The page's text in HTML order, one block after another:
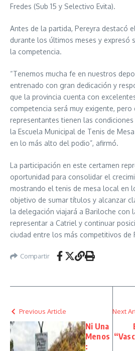
Fredes (Sub 15 y Selectivo Evita).
Antes de la partida, Pereyra destacó
durante los últimos meses y expresó
la competencia.
“Tenemos mucha fe en nuestros
entrenado con gran dedicación y
que la provincia cuenta con
competencia será muy exigente,
representantes tienen las
la Escuela Municipal de Tenis de
en lo más alto del podio”, afirmó.
La participación en este certamen
oportunidad para consolidar el
mostrando el tenis de mesa local en
objetivo de sumar títulos y alcanzar
la delegación viajará a Bariloche con
representar a Catriel y continuar
ciudad entre los más competitivos de
Compartir
Previous Article
Ni Una
Menos
:
Next